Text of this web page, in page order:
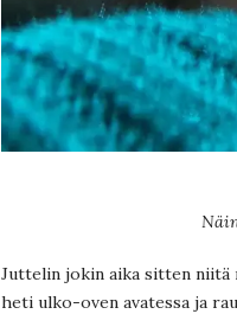
Juttelin jokin aika sitten niitä
heti ulko-oven avatessa ja